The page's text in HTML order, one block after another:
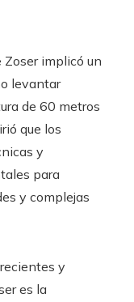
Zoser implicó un
levantar
de 60 metros
que los
y
para
y complejas
y
es la